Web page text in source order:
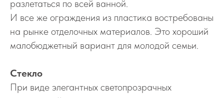
разлетаться по всей ванной.
И все же ограждения из пластика востребованы
на рынке отделочных материалов. Это хороший
малобюджетный вариант для молодой семьи.
Стекло
При виде элегантных светопрозрачных